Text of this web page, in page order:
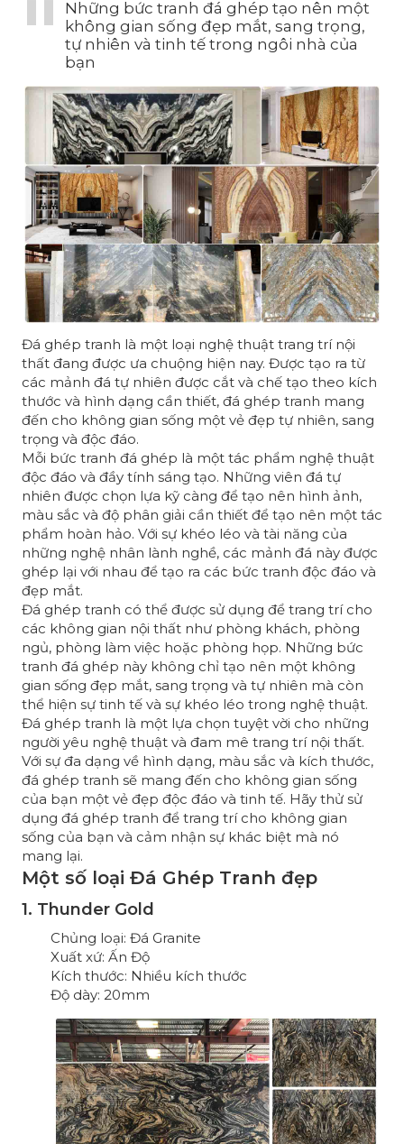
Những bức tranh đá ghép tạo nên một
không gian sống đẹp mắt, sang trọng,
tự nhiên và tinh tế trong ngôi nhà của
bạn
Đá ghép tranh là một loại nghệ thuật trang trí nội
thất đang được ưa chuộng hiện nay. Được tạo ra từ
các mảnh đá tự nhiên được cắt và chế tạo theo kích
thước và hình dạng cần thiết, đá ghép tranh mang
đến cho không gian sống một vẻ đẹp tự nhiên, sang
trọng và độc đáo.
Mỗi bức tranh đá ghép là một tác phẩm nghệ thuật
độc đáo và đầy tính sáng tạo. Những viên đá tự
nhiên được chọn lựa kỹ càng để tạo nên hình ảnh,
màu sắc và độ phân giải cần thiết để tạo nên một tác
phẩm hoàn hảo. Với sự khéo léo và tài năng của
những nghệ nhân lành nghề, các mảnh đá này được
ghép lại với nhau để tạo ra các bức tranh độc đáo và
đẹp mắt.
Đá ghép tranh có thể được sử dụng để trang trí cho
các không gian nội thất như phòng khách, phòng
ngủ, phòng làm việc hoặc phòng họp. Những bức
tranh đá ghép này không chỉ tạo nên một không
gian sống đẹp mắt, sang trọng và tự nhiên mà còn
thể hiện sự tinh tế và sự khéo léo trong nghệ thuật.
Đá ghép tranh là một lựa chọn tuyệt vời cho những
người yêu nghệ thuật và đam mê trang trí nội thất.
Với sự đa dạng về hình dạng, màu sắc và kích thước,
đá ghép tranh sẽ mang đến cho không gian sống
của bạn một vẻ đẹp độc đáo và tinh tế. Hãy thử sử
dụng đá ghép tranh để trang trí cho không gian
sống của bạn và cảm nhận sự khác biệt mà nó
mang lại.
Một số loại Đá Ghép Tranh đẹp
1. Thunder Gold
Chủng loại: Đá Granite
Xuất xứ: Ấn Độ
Kích thước: Nhiều kích thước
Độ dày: 20mm